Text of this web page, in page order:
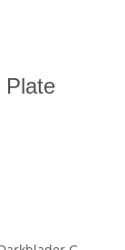
Plate